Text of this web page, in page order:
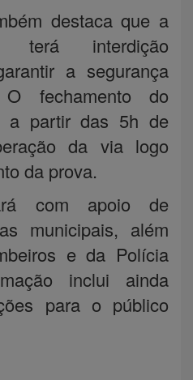
destaca que a
terá interdição
a segurança
fechamento do
a partir das 5h de
da via logo
da prova.
com apoio de
municipais, além
e da Polícia
inclui ainda
para o público